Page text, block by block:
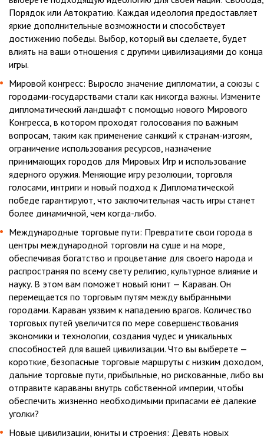
Порядок или Автократию. Каждая идеология предоставляет
яркие дополнительные возможности и способствует
достижению победы. Выбор, который вы сделаете, будет
влиять на ваши отношения с другими цивилизациями до конца
игры.
Мировой конгресс: Выросло значение дипломатии, а союзы с
городами-государствами стали как никогда важны. Измените
дипломатический ландшафт с помощью нового Мирового
Конгресса, в котором проходят голосования по важным
вопросам, таким как применение санкций к странам-изгоям,
ограничение использования ресурсов, назначение
принимающих городов для Мировых Игр и использование
ядерного оружия. Меняющие игру резолюции, торговля
голосами, интриги и новый подход к Дипломатической
победе гарантируют, что заключительная часть игры станет
более динамичной, чем когда-либо.
Международные торговые пути: Превратите свои города в
центры международной торговли на суше и на море,
обеспечивая богатство и процветание для своего народа и
распространяя по всему свету религию, культурное влияние и
науку. В этом вам поможет новый юнит — Караван. Он
перемещается по торговым путям между выбранными
городами. Караван уязвим к нападению врагов. Количество
торговых путей увеличится по мере совершенствования
экономики и технологии, создания чудес и уникальных
способностей для вашей цивилизации. Что вы выберете —
короткие, безопасные торговые маршруты с низким доходом,
дальние торговые пути, прибыльные, но рискованные, либо вы
отправите караваны внутрь собственной империи, чтобы
обеспечить жизненно необходимыми припасами её далекие
уголки?
Новые цивилизации, юниты и строения: Девять новых